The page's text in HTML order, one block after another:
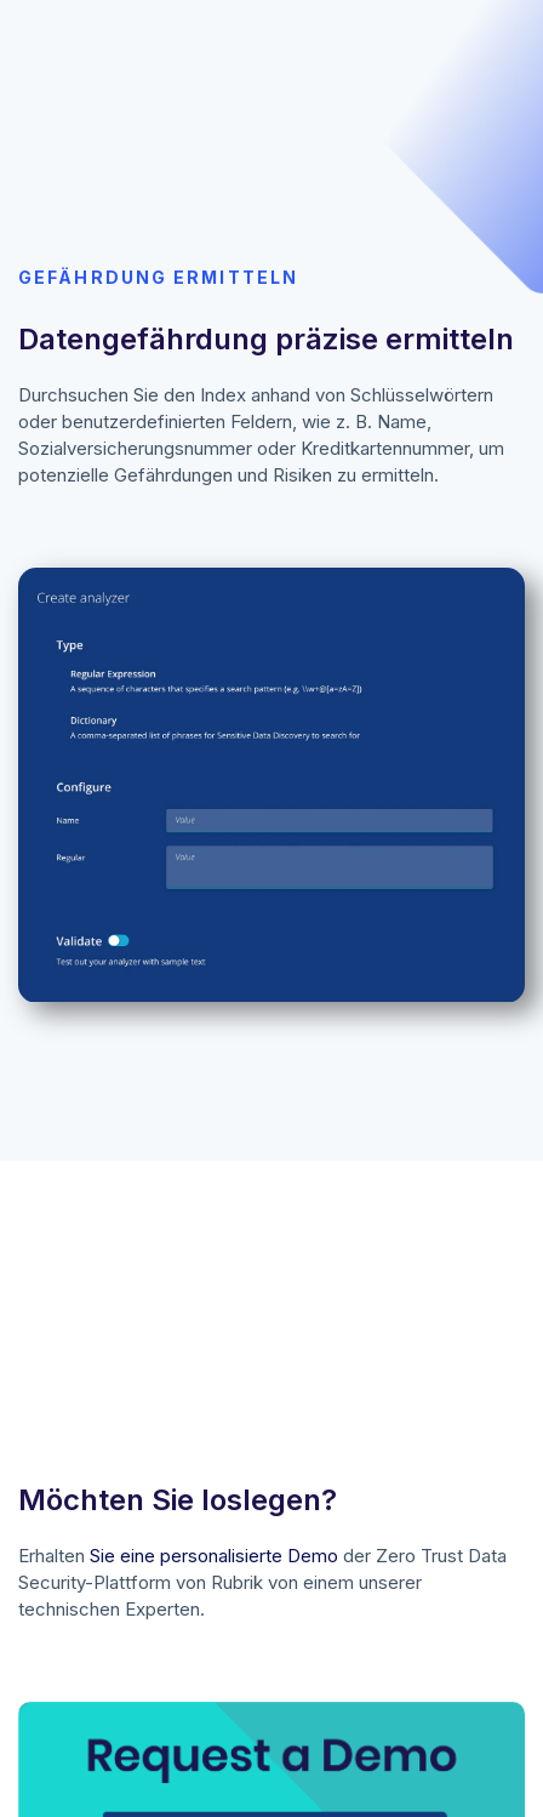
GEFÄHRDUNG ERMITTELN
Datengefährdung präzise ermitteln
Durchsuchen Sie den Index anhand von Schlüsselwörtern
oder benutzerdefinierten Feldern, wie z. B. Name,
Sozialversicherungsnummer oder Kreditkartennummer, um
potenzielle Gefährdungen und Risiken zu ermitteln.
Möchten Sie loslegen?
Erhalten Sie eine personalisierte Demo der Zero Trust Data
Security-Plattform von Rubrik von einem unserer
technischen Experten.